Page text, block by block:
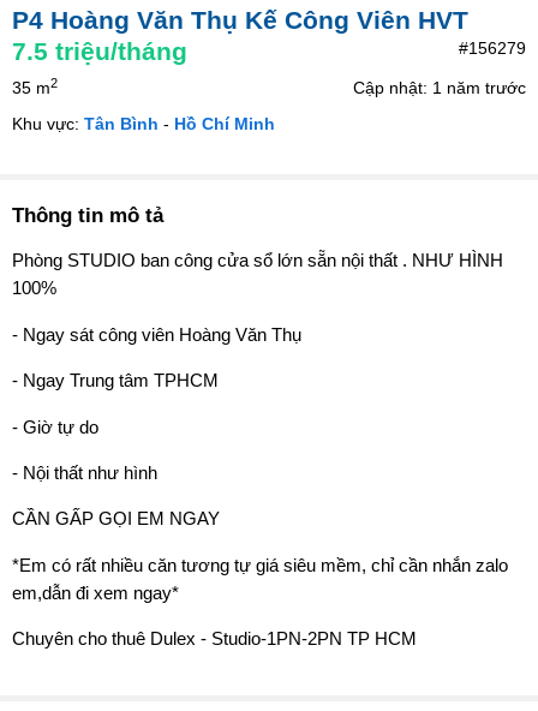
P4 Hoàng Văn Thụ Kế Công Viên HVT
7.5 triệu/tháng #156279
35 m2
Cập nhật: 1 năm trước
Khu vực: Tân Bình - Hồ Chí Minh
Thông tin mô tả
Phòng STUDIO ban công cửa sổ lớn sẵn nội thất . NHƯ HÌNH
100%
- Ngay sát công viên Hoàng Văn Thụ
- Ngay Trung tâm TPHCM
- Giờ tự do
- Nội thất như hình
CẦN GẤP GỌI EM NGAY
*Em có rất nhiều căn tương tự giá siêu mềm, chỉ cần nhắn zalo
em,dẫn đi xem ngay*
Chuyên cho thuê Dulex - Studio-1PN-2PN TP HCM